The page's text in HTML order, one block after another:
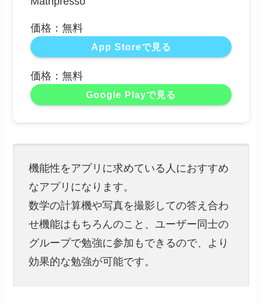
価格：無料
App Storeで見る
価格：無料
Google Playで見る
機能性をアプリに求めている人におすすめ
なアプリになります。
数学の計算機や写真を撮影しての答え合わ
せ機能はもちろんのこと、ユーザー同士の
グループで勉強に参加もできるので、より
効果的な勉強が可能です。